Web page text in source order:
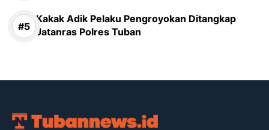
Kakak Adik Pelaku Pengroyokan Ditangkap
Jatanras Polres Tuban